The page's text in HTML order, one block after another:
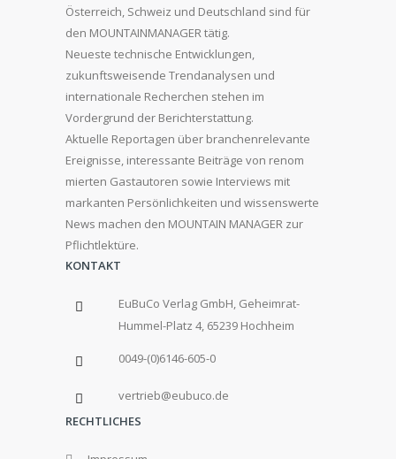
Österreich, Schweiz und Deutschland sind für
den MOUNTAINMANAGER tätig.
Neueste technische Entwicklungen,
zukunftsweisende Trendanalysen und
internationale Recherchen stehen im
Vordergrund der Berichterstattung.
Aktuelle Reportagen über branchenrelevante
Ereignisse, interessante Beiträge von renom
mierten Gastautoren sowie Interviews mit
markanten Persönlichkeiten und wissenswerte
News machen den MOUNTAIN MANAGER zur
Pflichtlektüre.
KONTAKT
EuBuCo Verlag GmbH, Geheimrat-
Hummel-Platz 4, 65239 Hochheim
0049-(0)6146-605-0
vertrieb@eubuco.de
RECHTLICHES